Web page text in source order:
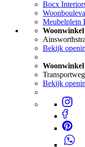
Bocx
Meubelplein
Bekijk
Bekijk